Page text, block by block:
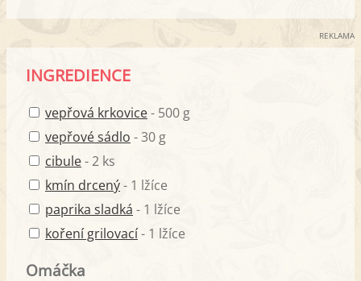
REKLAMA
INGREDIENCE
vepřová krkovice- 500 g
vepřové sádlo - 30 g
cibule- 2 ks
kmín drcený- 1 lžíce
paprika sladká - 1 lžíce
koření grilovací- 1 lžíce
Omáčka